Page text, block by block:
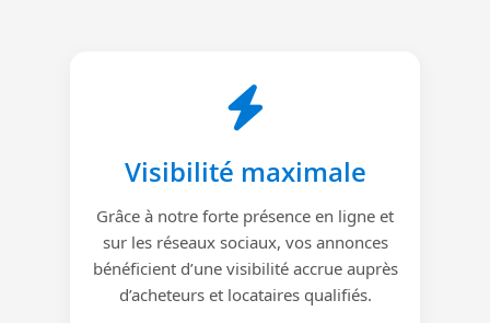
Visibilité maximale
Grâce à notre forte présence en ligne et
sur les réseaux sociaux, vos annonces
bénéficient d’une visibilité accrue auprès
d’acheteurs et locataires qualifiés.